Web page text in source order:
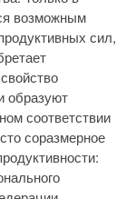
возможным
сил,
образуют
соответствии
соразмерное